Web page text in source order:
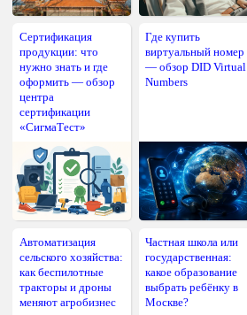
Сертификация
продукции: что
нужно знать и где
оформить — обзор
центра
сертификации
«СигмаТест»
Где купить
виртуальный номер
— обзор DID Virtual
Numbers
Автоматизация
сельского хозяйства:
как беспилотные
тракторы и дроны
меняют агробизнес
Частная школа или
государственная:
какое образование
выбрать ребёнку в
Москве?